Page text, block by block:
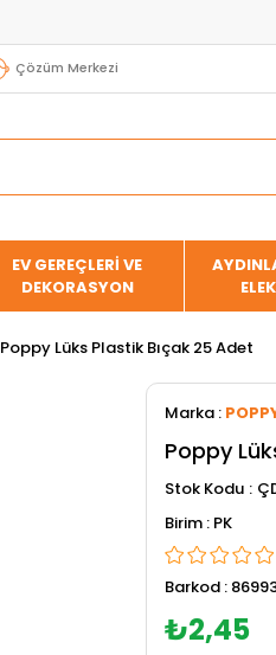
Çözüm Merkezi
EV GEREÇLERİ VE
DEKORASYON
Poppy Lüks Plastik Bıçak 25 Adet
Marka :
Poppy
Stok Kodu
PK
Barkod :
₺2,45